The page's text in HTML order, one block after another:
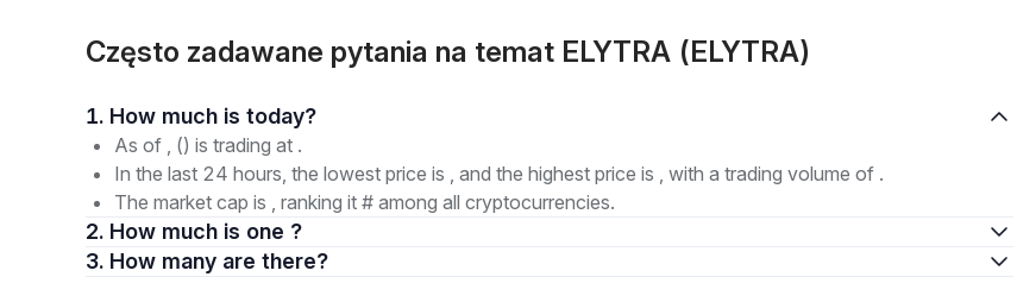
Często zadawane pytania na temat ELYTRA (ELYTRA)
1. How much is today?
As of , () is trading at .
In the last 24 hours, the lowest price is , and the highest price is , with a trading volume of .
The market cap is , ranking it # among all cryptocurrencies.
2. How much is one ?
3. How many are there?